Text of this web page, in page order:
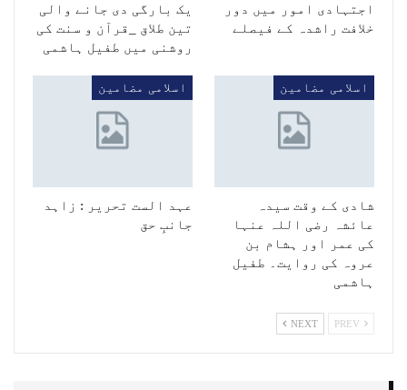
اجتہادی امور میں دور
خلافت راشدہ کے فیصلے
یک بارگی دی جانے والی
تین طلاق _قرآن و سنت کی
روشنی میں طفیل ہاشمی
اسلامی مضامین
شادی کے وقت سیدہ
عائشہ رضی اللہ عنہا
کی عمر اور ہشام بن
عروہ کی روایت۔ طفیل
ہاشمی
اسلامی مضامین
عہد الست تحریر : زاہد
جانبِ حق
NEXT